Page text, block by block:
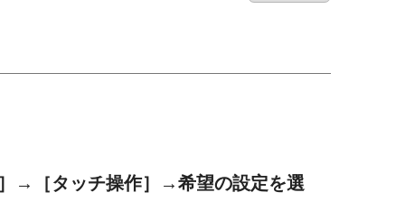
→ ［タッチ操作］
→希望の設定を選